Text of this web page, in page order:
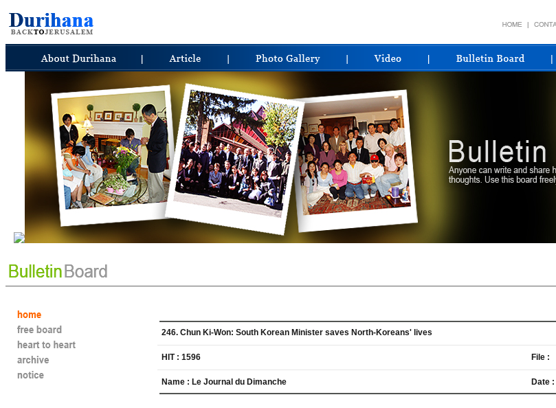
246. Chun Ki-Won: South Korean Minister saves North-Koreans' lives
HIT : 1596 File :
Name : Le Journal du Dimanche Date :